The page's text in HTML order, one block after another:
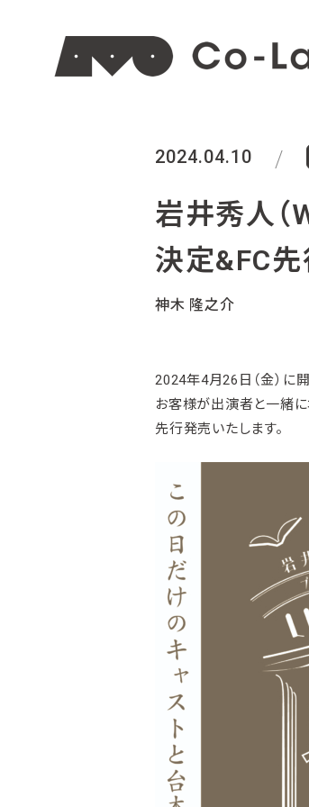
2024.04.10
岩井秀人（
決定&FC
神木 隆之介
2024年4月26日（金）に
お客様が出演者と一緒に
先行発売いたします。